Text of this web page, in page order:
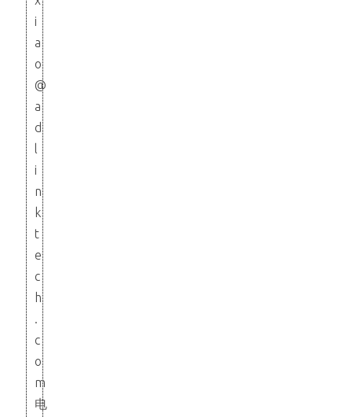
i
a
o
@
a
d
l
i
n
k
t
e
c
h
.
c
o
m
电